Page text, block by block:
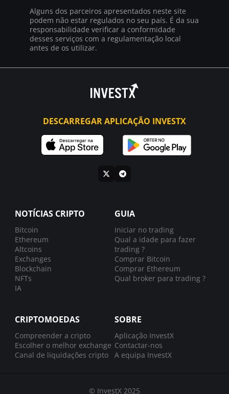
Alguns dos parceiros apresentados neste site
podem não estar regulados no seu país. É da sua
responsabilidade verificar a conformidade
desses serviços com a regulamentação local
antes de os utilizar.
DESCARREGAR APLICAÇÃO INVESTX
NOTÍCIAS CRIPTO
Bitcoin
Ethereum
Altcoins
Exchanges
Blockchain
NFTs
IA
GUIA
Iniciar no trading
Qual a idade para fazer
trading ?
Comprar Bitcoin
Comprar Ethereum
Qual broker para trading ?
CRIPTOMOEDAS
Compreender a cripto
Escolher o melhor exchange
Canal de liquidações cripto
SOBRE
Aplicação InvestX
Contactar-nos
A equipa InvestX
© InvestX 2025